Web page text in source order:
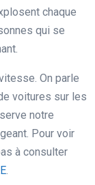
chaque
qui se
On parle
voitures sur les
notre
Pour voir
à consulter
.